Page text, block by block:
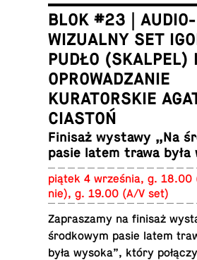
BLOK #23 | AUDIO-
WIZUALNY SET
PUDŁO (SKALPEL) I
OPROWADZANIE
KURATORSKIE
CIASTOŃ
Finisaż wystawy „Na
pasie latem trawa była
piątek 4 wrze­śnia, g.
nie), g. 19.00 (A/V set)
Za­pra­sza­my na finisaż
środ­ko­wym pasie latem
była wysoka”, który